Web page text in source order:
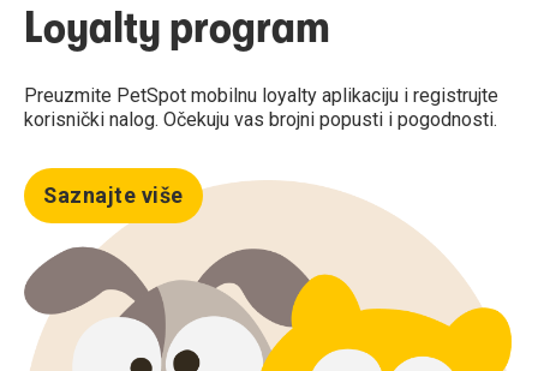
Loyalty program
Preuzmite PetSpot mobilnu loyalty aplikaciju i registrujte
korisnički nalog. Očekuju vas brojni popusti i pogodnosti.
Saznajte više